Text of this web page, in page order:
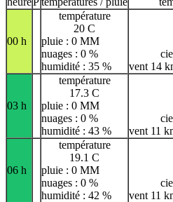
00 h
température
20 C
pluie : 0 MM
nuages : 0 %
humidité : 35 %
vent 14
03 h
température
17.3 C
pluie : 0 MM
nuages : 0 %
humidité : 43 %
vent 11
06 h
température
19.1 C
pluie : 0 MM
nuages : 0 %
humidité : 42 %
vent 11